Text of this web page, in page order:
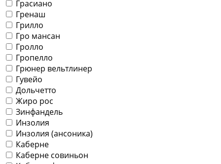
Грасиано
Гренаш
Грилло
Гро мансан
Гролло
Гропелло
Грюнер вельтлинер
Гувейо
Дольчетто
Жиро рос
Зинфандель
Инзолия
Инзолия (ансоника)
Каберне
Каберне совиньон